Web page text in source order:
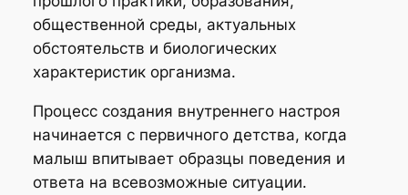
общественной среды, актуальных
обстоятельств и биологических
характеристик организма.
Процесс создания внутреннего настроя
начинается с первичного детства, когда
малыш впитывает образцы поведения и
ответа на всевозможные ситуации.